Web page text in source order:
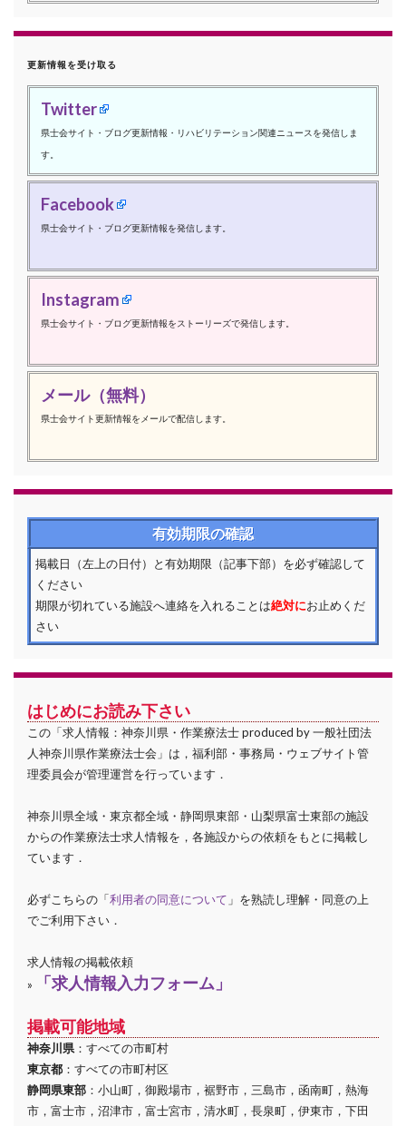
更新情報を受け取る
Twitter
県士会サイト・ブログ更新情報・リハビリテーション関連ニュースを発信しま
す。
Facebook
県士会サイト・ブログ更新情報を発信します。
Instagram
県士会サイト・ブログ更新情報をストーリーズで発信します。
メール（無料）
県士会サイト更新情報をメールで配信します。
有効期限の確認
掲載日（左上の日付）と有効期限（記事下部）を必ず確認して
ください
期限が切れている施設へ連絡を入れることは絶対にお止めくだ
さい
はじめにお読み下さい
この「求人情報：神奈川県・作業療法士 produced by 一般社団法
人神奈川県作業療法士会」は，福利部・事務局・ウェブサイト管
理委員会が管理運営を行っています．
神奈川県全域・東京都全域・静岡県東部・山梨県富士東部の施設
からの作業療法士求人情報を，各施設からの依頼をもとに掲載し
ています．
必ずこちらの「利用者の同意について 」を熟読し理解・同意の上
でご利用下さい．
求人情報の掲載依頼
»
「求人情報入力フォーム」
掲載可能地域
神奈川県 ：すべての市町村
東京都 ：すべての市町村区
静岡県東部 ：小山町，御殿場市，裾野市，三島市，函南町，熱海
市，富士市，沼津市，富士宮市，清水町，長泉町，伊東市，下田